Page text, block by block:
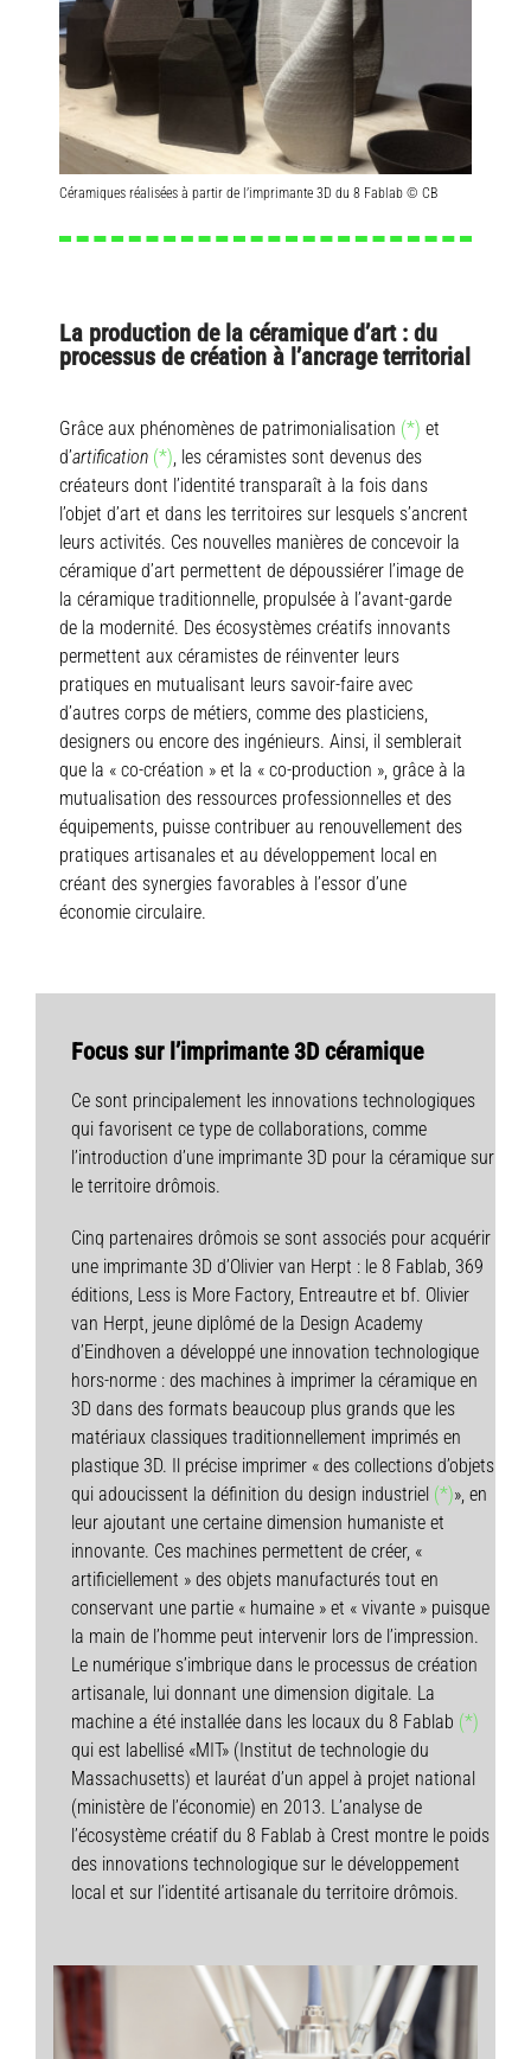
Céramiques réalisées à partir de l’imprimante 3D du 8 Fablab © CB
La production de la céramique d’art : du
processus de création à l’ancrage territorial
Grâce aux phénomènes de patrimonialisation (*) et
d’artification (*), les céramistes sont devenus des
créateurs dont l’identité transparaît à la fois dans
l’objet d’art et dans les territoires sur lesquels s’ancrent
leurs activités. Ces nouvelles manières de concevoir la
céramique d’art permettent de dépoussiérer l’image de
la céramique traditionnelle, propulsée à l’avant-garde
de la modernité. Des écosystèmes créatifs innovants
permettent aux céramistes de réinventer leurs
pratiques en mutualisant leurs savoir-faire avec
d’autres corps de métiers, comme des plasticiens,
designers ou encore des ingénieurs. Ainsi, il semblerait
que la « co-création » et la « co-production », grâce à la
mutualisation des ressources professionnelles et des
équipements, puisse contribuer au renouvellement des
pratiques artisanales et au développement local en
créant des synergies favorables à l’essor d’une
économie circulaire.
Focus sur l’imprimante 3D céramique
Ce sont principalement les innovations technologiques
qui favorisent ce type de collaborations, comme
l’introduction d’une imprimante 3D pour la céramique sur
le territoire drômois.
Cinq partenaires drômois se sont associés pour acquérir
une imprimante 3D d’Olivier van Herpt : le 8 Fablab, 369
éditions, Less is More Factory, Entreautre et bf. Olivier
van Herpt, jeune diplômé de la Design Academy
d’Eindhoven a développé une innovation technologique
hors-norme : des machines à imprimer la céramique en
3D dans des formats beaucoup plus grands que les
matériaux classiques traditionnellement imprimés en
plastique 3D. Il précise imprimer « des collections d’objets
qui adoucissent la définition du design industriel (*)», en
leur ajoutant une certaine dimension humaniste et
innovante. Ces machines permettent de créer, «
artificiellement » des objets manufacturés tout en
conservant une partie « humaine » et « vivante » puisque
la main de l’homme peut intervenir lors de l’impression.
Le numérique s’imbrique dans le processus de création
artisanale, lui donnant une dimension digitale. La
machine a été installée dans les locaux du 8 Fablab (*)
qui est labellisé «MIT» (Institut de technologie du
Massachusetts) et lauréat d’un appel à projet national
(ministère de l’économie) en 2013. L’analyse de
l’écosystème créatif du 8 Fablab à Crest montre le poids
des innovations technologique sur le développement
local et sur l’identité artisanale du territoire drômois.